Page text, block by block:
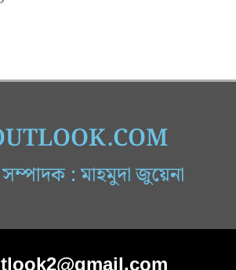
সম্পাদক : মাহমুদা জুয়েনা